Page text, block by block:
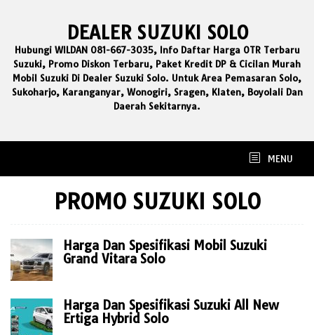
DEALER SUZUKI SOLO
Hubungi WILDAN 081-667-3035, Info Daftar Harga OTR Terbaru
Suzuki, Promo Diskon Terbaru, Paket Kredit DP & Cicilan Murah
Mobil Suzuki Di Dealer Suzuki Solo. Untuk Area Pemasaran Solo,
Sukoharjo, Karanganyar, Wonogiri, Sragen, Klaten, Boyolali Dan
Daerah Sekitarnya.
MENU
PROMO SUZUKI SOLO
Harga Dan Spesifikasi Mobil Suzuki
Grand Vitara Solo
Harga Dan Spesifikasi Suzuki All New
Ertiga Hybrid Solo